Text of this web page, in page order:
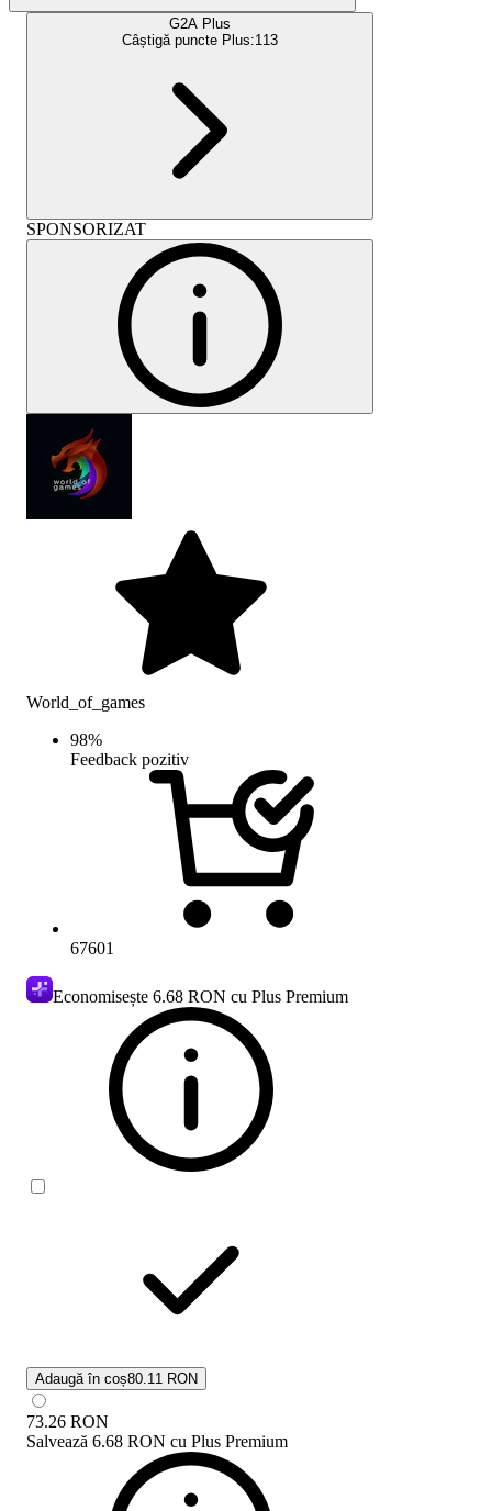
G2A Plus
Câștigă puncte Plus:113
SPONSORIZAT
World_of_games
98%
Feedback pozitiv
67601
Economisește 6.68 RON cu Plus Premium
Adaugă în coș80.11 RON
73.26 RON
Salvează 6.68 RON cu Plus Premium